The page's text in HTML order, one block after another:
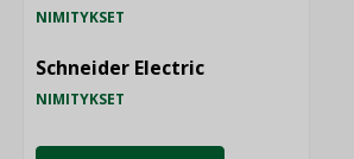
NIMITYKSET
Schneider Electric
NIMITYKSET